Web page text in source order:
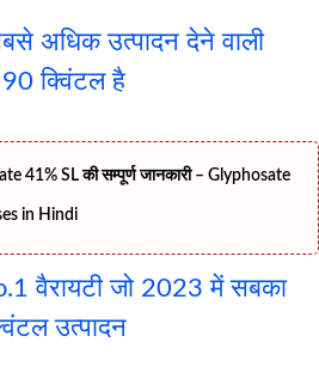
अधिक उत्पादन देने वाली
90 क्विंटल है
41% SL की सम्पूर्ण जानकारी – Glyphosate
in Hindi
वैरायटी जो 2023 में सबका
उत्पादन